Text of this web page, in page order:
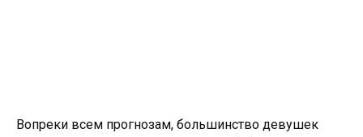
Вопреки всем прогнозам, большинство девушек